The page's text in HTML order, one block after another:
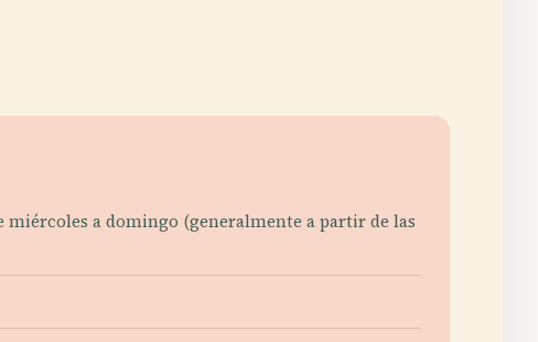
miércoles a domingo (generalmente a partir de las